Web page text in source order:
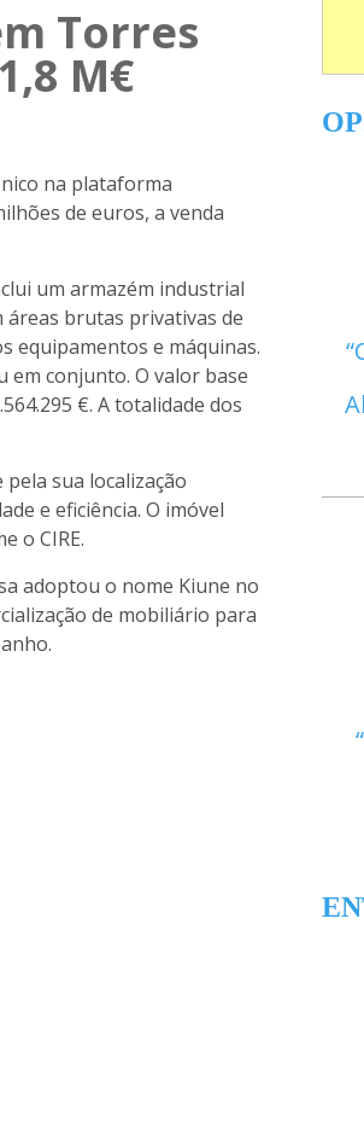
Torres
M€
na plataforma
de euros, a venda
um armazém industrial
áreas brutas privativas de
equipamentos e máquinas.
em conjunto. O valor base
€. A totalidade dos
sua localização
e eficiência. O imóvel
o CIRE.
adoptou o nome Kiune no
de mobiliário para